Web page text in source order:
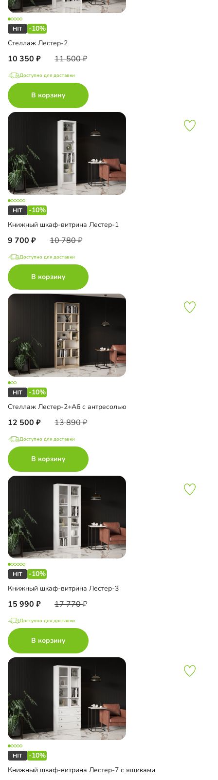
-10%
Стеллаж Лестер-2
10 350 11 500
Доступно для доставки
В корзину
-10%
Книжный шкаф-витрина Лестер-1
9 700 10 780
Доступно для доставки
В корзину
-10%
Стеллаж Лестер-2+А6 с антресолью
12 500 13 890
Доступно для доставки
В корзину
-10%
Книжный шкаф-витрина Лестер-3
15 990 17 770
Доступно для доставки
В корзину
-10%
Книжный шкаф-витрина Лестер-7 с ящиками